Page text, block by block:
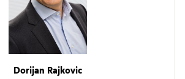
Dorijan Rajkovic